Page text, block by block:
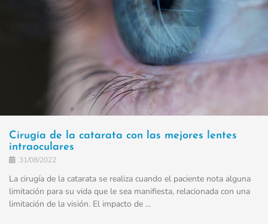
Cirugía de la catarata con las mejores lentes
intraoculares
31/08/2022
La cirugía de la catarata se realiza cuando el paciente nota alguna
limitación para su vida que le sea manifiesta, relacionada con una
limitación de la visión. El impacto de …